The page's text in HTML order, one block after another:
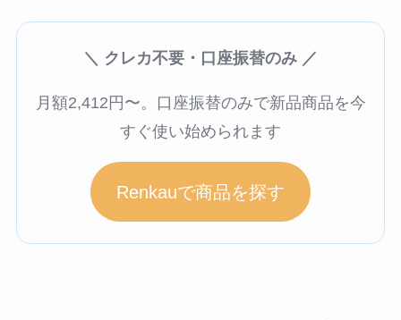
＼ クレカ不要・口座振替のみ ／
月額2,412円〜。口座振替のみで新品商品を今
すぐ使い始められます
Renkauで商品を探す